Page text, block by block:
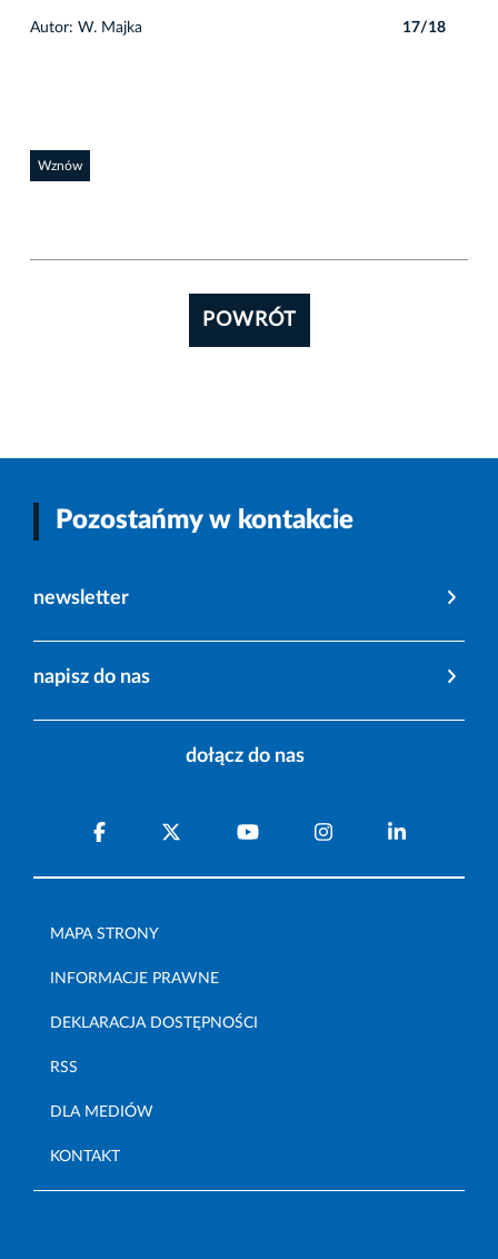
Autor: W. Majka 17/18
Wznów
POWRÓT
Pozostańmy w kontakcie
newsletter
napisz do nas
dołącz do nas
MAPA STRONY
INFORMACJE PRAWNE
DEKLARACJA DOSTĘPNOŚCI
RSS
DLA MEDIÓW
KONTAKT